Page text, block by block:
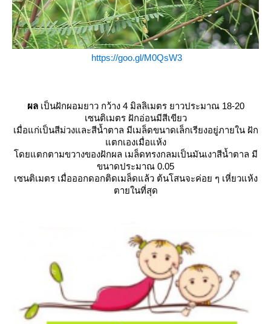
https://goo.gl/M0QsW3
ผล เป็นฝักผอมยาว กว้าง 4 มิลลิเมตร ยาวประมาณ 18-20
เซนติเมตร ฝักอ่อนมีสีเขียว
เมื่อแก่เป็นสีม่วงและสีน้ำตาล มีเมล็ดขนาดเล็กเรียงอยู่ภายใน ฝัก
ตกเองเมื่อแห้ง
ดยแตกตามขวางของฝักผล เมล็ดทรงกลมเป็นมันเงาสีน้ำตาล มี
ขนาดประมาณ 0.05
เซนติเมตร เมื่อออกดอกติดเมล็ดแล้ว ต้นโสนจะค่อย ๆ เหี่ยวแห้ง
ตายในที่สุด